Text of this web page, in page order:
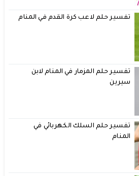
تفسير حلم لاعب كرة القدم في المنام
تفسير حلم المزمار في المنام لابن
سيرين
تفسير حلم السلك الكهربائي في
المنام